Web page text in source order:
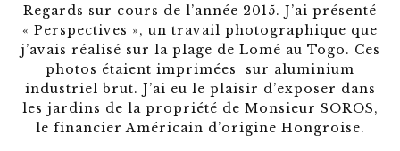
Regards sur cours de l’année 2015. J’ai présenté
« Perspectives », un travail photographique que
j’avais réalisé sur la plage de Lomé au Togo. Ces
photos étaient imprimées sur aluminium
industriel brut. J’ai eu le plaisir d’exposer dans
les jardins de la propriété de Monsieur SOROS,
le financier Américain d’origine Hongroise.